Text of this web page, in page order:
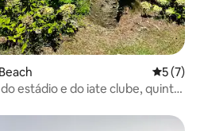
5 de
5 (7)
estádio e do iate clube, quintal